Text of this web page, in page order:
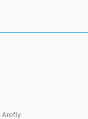
Arefly